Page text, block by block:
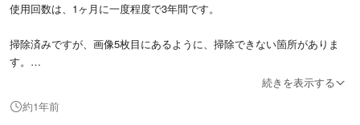
使用回数は、1ヶ月に一度程度で3年間です。
掃除済みですが、画像5枚目にあるように、掃除できない箇所がありま
す。
使用感があります。
続きを表示する
約1年前